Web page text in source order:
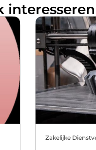
interesseren
Zakelijke